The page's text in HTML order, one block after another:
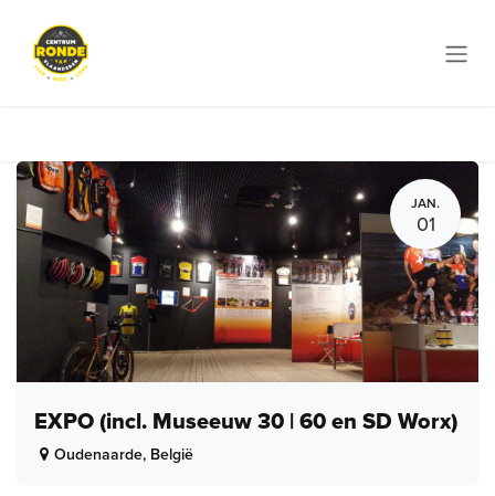
JAN.
01
EXPO (incl. Museeuw 30 | 60 en SD Worx)
Oudenaarde, België